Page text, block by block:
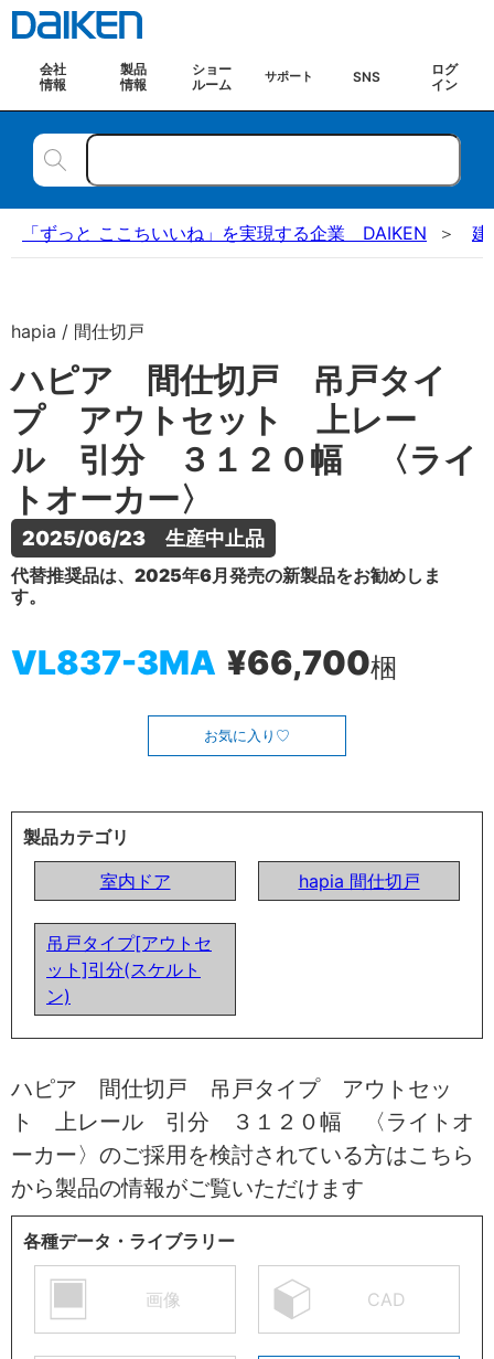
会社
情報
製品
情報
ショー
ルーム
サポート SNS
ログ
イン
「ずっと ここちいいね」を実現する企業 DAIKEN 建
hapia / 間仕切戸
ハピア 間仕切戸 吊戸タイ
プ アウトセット 上レー
ル 引分 ３１２０幅 〈ライ
トオーカー〉
2025/06/23　生産中止品
代替推奨品は、2025年6月発売の新製品をお勧めしま
す。
VL837-3MA ¥66,700梱
お気に入り
製品カテゴリ
室内ドア
hapia 間仕切戸
吊戸タイプ[アウトセ
ット]引分(スケルト
ン)
ハピア 間仕切戸 吊戸タイプ アウトセッ
ト 上レール 引分 ３１２０幅 〈ライトオ
ーカー〉のご採用を検討されている方はこちら
から製品の情報がご覧いただけます
各種データ・ライブラリー
画像 CAD